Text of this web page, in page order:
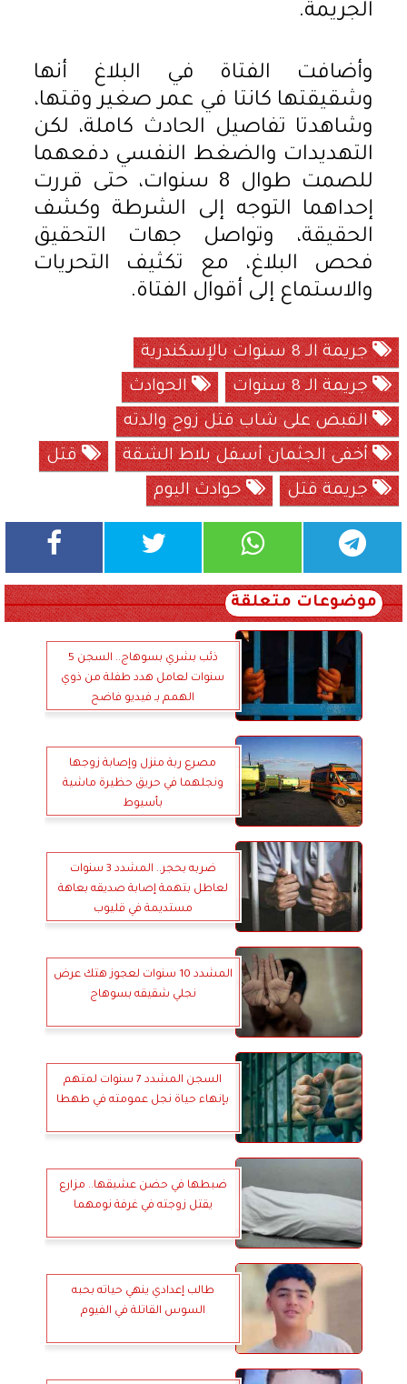
الجريمة.
وأضافت الفتاة في البلاغ أنها
وشقيقتها كانتا في عمر صغير وقتها،
وشاهدتا تفاصيل الحادث كاملة، لكن
التهديدات والضغط النفسي دفعهما
للصمت طوال 8 سنوات، حتى قررت
إحداهما التوجه إلى الشرطة وكشف
الحقيقة، وتواصل جهات التحقيق
فحص البلاغ، مع تكثيف التحريات
والاستماع إلى أقوال الفتاة.
جريمة الـ 8 سنوات بالإسكندرية
جريمة الـ 8 سنوات
الحوادث
القبض على شاب قتل زوج والدته
أخفى الجثمان أسفل بلاط الشقة
قتل
جريمة قتل
حوادث اليوم
موضوعات متعلقة
ذئب بشري بسوهاج.. السجن 5
سنوات لعامل هدد طفلة من ذوي
الهمم بـ فيديو فاضح
مصرع ربة منزل وإصابة زوجها
ونجلهما في حريق حظيرة ماشية
بأسيوط
ضربه بحجر.. المشدد 3 سنوات
لعاطل بتهمة إصابة صديقه بعاهة
مستديمة في قليوب
المشدد 10 سنوات لعجوز هتك عرض
نجلي شقيقه بسوهاج
السجن المشدد 7 سنوات لمتهم
بإنهاء حياة نجل عمومته في طهطا
ضبطها في حضن عشيقها.. مزارع
يقتل زوجته في غرفة نومهما
طالب إعدادي ينهي حياته بحبه
السوس القاتلة في الفيوم